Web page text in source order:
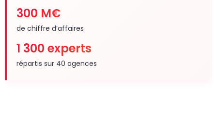
300 M€
de chiffre d’affaires
1 300 experts
répartis sur 40 agences